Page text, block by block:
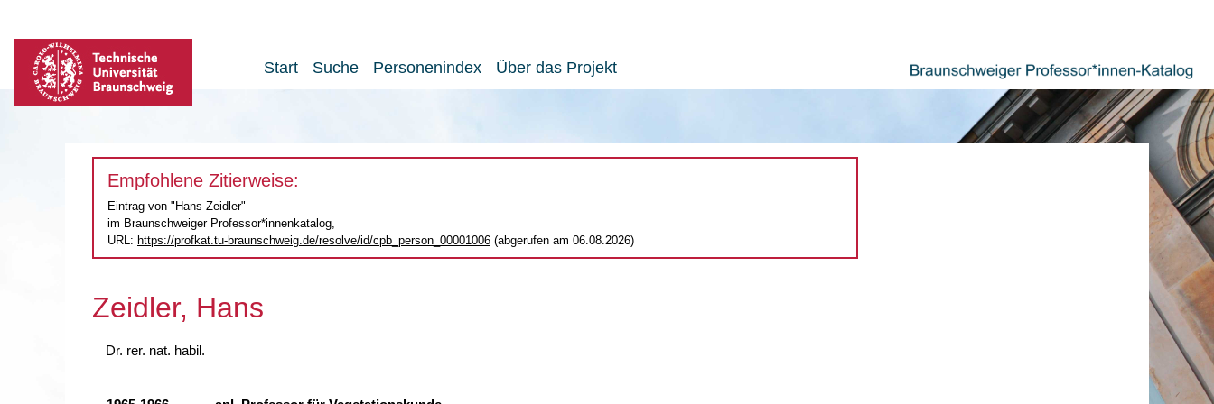
Start Suche Personenindex Über das Projekt
Empfohlene Zitierweise:
Eintrag von "Hans Zeidler"
im Braunschweiger Professor*innenkatalog,
URL: https://profkat.tu-braunschweig.de/resolve/id/cpb_person_00001006 (abgerufen am 06.08.2026)
Zeidler, Hans
Dr. rer. nat. habil.